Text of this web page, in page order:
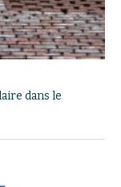
dans le